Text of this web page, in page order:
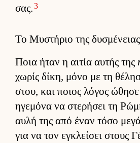
σας.3
Το Μυστήριο της δυσμένειας
Ποια ήταν η αι­τία αυ­τής της
χωρίς δίκη, μόνο με τη
στου, και ποιος λόγος
ηγεμόνα να στερήσει τη
αυλή της από έναν τόσο
για να τον εγκλεί­σει στους